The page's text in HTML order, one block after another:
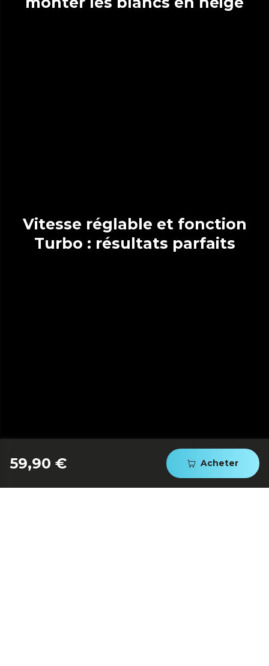
59,90 € Acheter
Vitesse réglable et fonction
Turbo : résultats parfaits
Lames résistantes et
affûtées